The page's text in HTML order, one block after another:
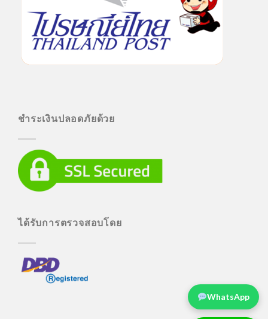
ชำระเงินปลอดภัยด้วย
ได้รับการตรวจสอบโดย
WhatsApp